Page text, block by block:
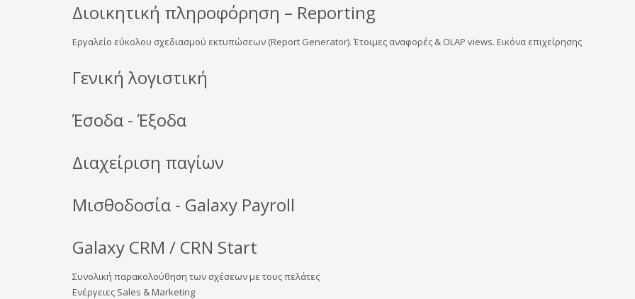
Διοικητική πληροφόρηση – Reporting
Εργαλείο εύκολου σχεδιασμού εκτυπώσεων (Report Generator). Έτοιμες αναφορές & OLAP views. Εικόνα επιχείρησης
Γενική λογιστική
Έσοδα - Έξοδα
Διαχείριση παγίων
Μισθοδοσία - Galaxy Payroll
Galaxy CRM / CRN Start
​Συνολική παρακολούθηση των σχέσεων με τους πελάτες
Ενέργειες Sales & Marketing